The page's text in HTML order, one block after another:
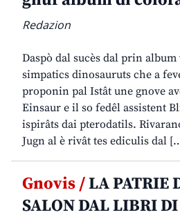
Redazion
Daspò dal sucès dal prin
simpatics dinosauruts che a
proponin pal Istât une gnove
Einsaur e il so fedêl assistent
ispirâts dai pterodatils.
Jugn al è rivât tes ediculis dal
Gnovis /LA PATRIE
SALON DAL LIBRI